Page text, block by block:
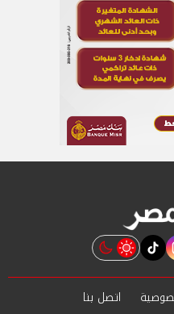
tiktok
اتصل بنا